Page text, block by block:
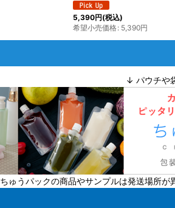
5,390円(税込)
希望小売価格: 5,390円
)
↓ パウチや
ちゅうパックの商品やサンプルは発送場所が